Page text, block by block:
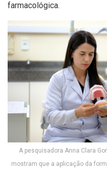
farmacológica.
A pesquisadora Anna Clara
mostram que a aplicação da